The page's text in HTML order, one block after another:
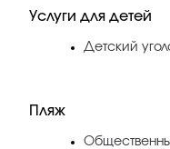
Услуги для детей
Детский
Пляж